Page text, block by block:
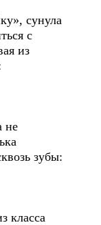
сунула
с
из
не
зубы:
класса